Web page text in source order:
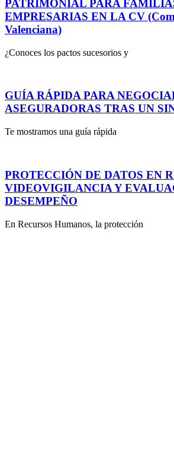
PATRIMONIAL PARA
EMPRESARIAS EN LA CV
Valenciana)
¿Conoces los pactos sucesorios y
GUÍA RÁPIDA PARA
ASEGURADORAS TRAS UN
Te mostramos una guía rápida
PROTECCIÓN DE DATOS EN
VIDEOVIGILANCIA Y
DESEMPEÑO
En Recursos Humanos, la protección